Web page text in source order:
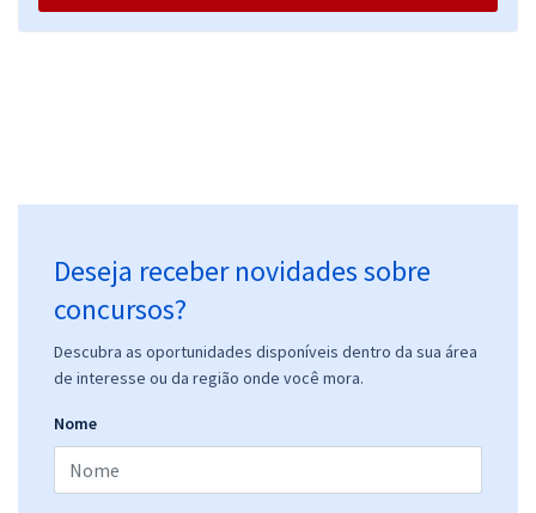
Deseja receber novidades sobre
concursos?
Descubra as oportunidades disponíveis dentro da sua área
de interesse ou da região onde você mora.
Nome